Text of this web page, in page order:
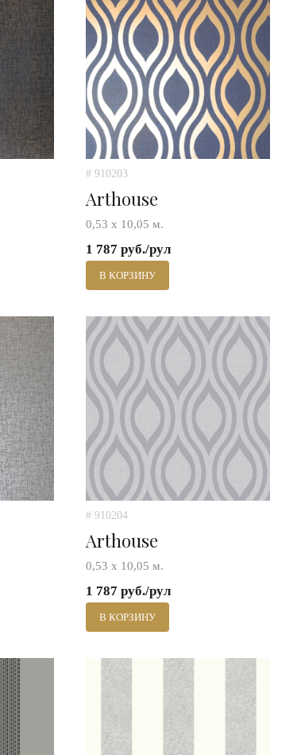
# 910203
Arthouse
0,53 х 10,05 м.
1 787 руб./рул
В КОРЗИНУ
# 910204
Arthouse
0,53 х 10,05 м.
1 787 руб./рул
В КОРЗИНУ